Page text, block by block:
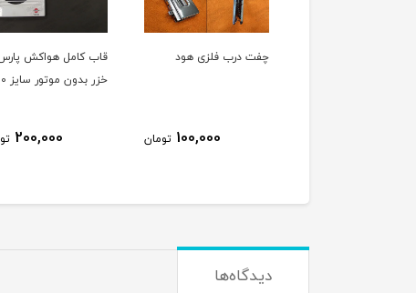
چفت درب فلزی هود
100,000 تومان
قاب کامل هواکش
خزر بدون موتور سایز 10
200,000
دیدگاه‌ها